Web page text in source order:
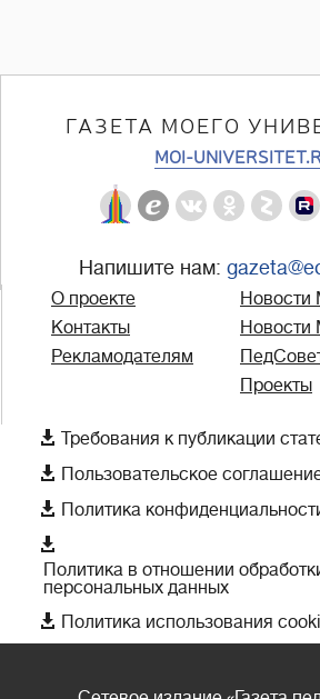
ГАЗЕТА МОЕГО
MOI-
Напишите нам:
О проекте
Контакты
Рекламодателям
Новости
Проекты
 Требования к публикации
 Пользовательское
 Политика

Политика в отношении
персональных данных
 Политика использования